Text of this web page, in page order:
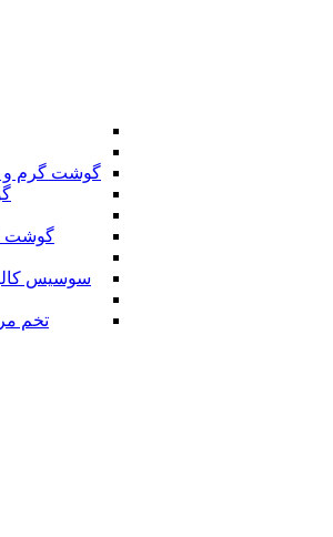
گوشت گرم و
گوشت
سوسیس
تخم